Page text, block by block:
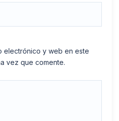
electrónico y web en este
vez que comente.